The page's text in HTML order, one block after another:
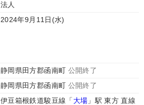
法人
2024年9月11日(水)
静岡県田方郡函南町 公開終了
静岡県田方郡函南町 公開終了
伊豆箱根鉄道駿豆線「 大場 」駅 東方 直線